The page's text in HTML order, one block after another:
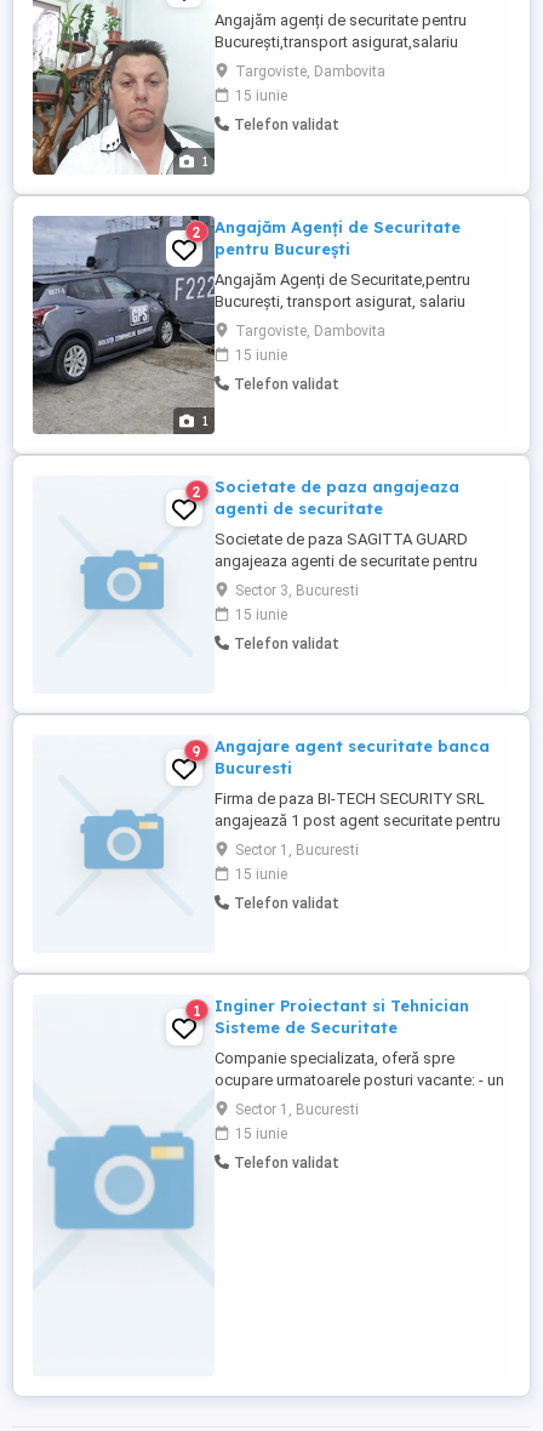
1
Angajăm agenți de securitate pentru
București,transport asigurat,salariu
atractiv,mai multe detalii la tel.. .
Targoviste, Dambovita
15 iunie
Telefon validat
1
2
Angajăm Agenți de Securitate
pentru București
Angajăm Agenți de Securitate,pentru
București, transport asigurat, salariu
atractiv.
Targoviste, Dambovita
15 iunie
Telefon validat
2
Societate de paza angajeaza
agenti de securitate
Societate de paza SAGITTA GUARD
angajeaza agenti de securitate pentru
obiectiv in București sectorul 6 pe Bld.
Constructorilor Nr.20A, clădirea de birouri
IPROMET, angajam cu sau fara atestat,
program de lucru de Luni-Vineri de la ora
Sector 3, Bucuresti
15 iunie
Telefon validat
9
Angajare agent securitate banca
Bucuresti
Firma de paza BI-TECH SECURITY SRL
angajează 1 post agent securitate pentru
obiectiv banca in Bucuresti, program 9 ore
de luni pana vineri. Relatii la tel. Dl. Antipa
Sector 1, Bucuresti
15 iunie
Telefon validat
1
Inginer Proiectant si Tehnician
Sisteme de Securitate
Companie specializata, oferă spre
ocupare urmatoarele posturi vacante: - un
post de inginer si proiectant sisteme de
securitate; - doua posturi tehnician
sisteme de securitate. Cerinţele
candidatului: - Studii medii superioare; -
Sector 1, Bucuresti
15 iunie
Telefon validat